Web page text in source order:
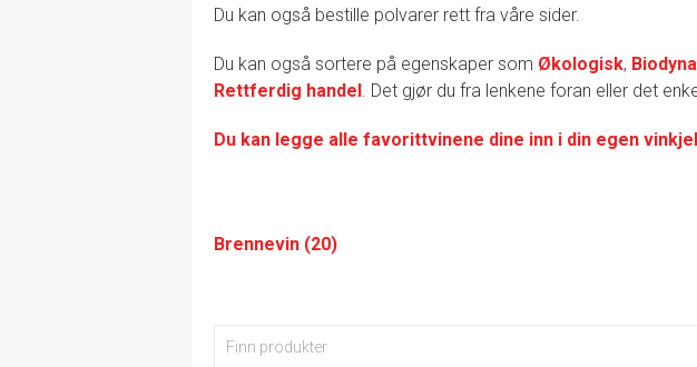
Du kan også bestille polvarer rett fra våre sider.
Du kan også sortere på egenskaper som Økologisk,
Rettferdig handel. Det gjør du fra lenkene foran eller det
Du kan legge alle favorittvinene dine inn i din egen
Brennevin (20)